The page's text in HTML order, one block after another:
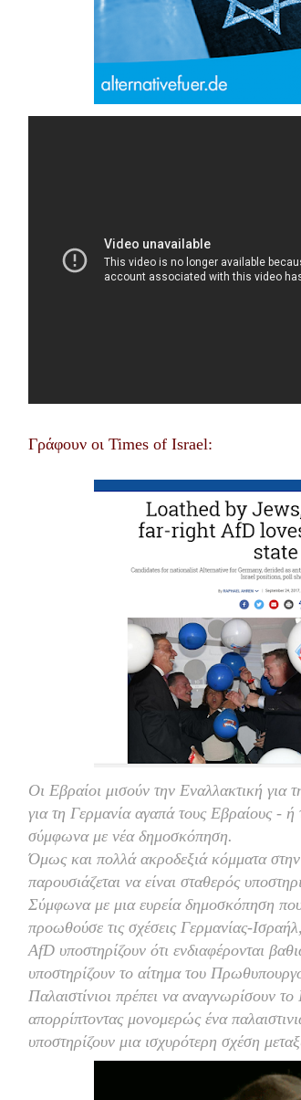
Γράφουν οι Times of Israel:
Οι Εβραίοι μισούν την Εναλλακτική για
για τη Γερμανία αγαπά τους Εβραίους - ή
σύμφωνα με νέα δημοσκόπηση.
Όμως και πολλά ακροδεξιά κόμματα
παρουσιάζεται να είναι σταθερός
Σύμφωνα με μια ευρεία δημοσκόπηση
προωθούσε τις σχέσεις Γερμανίας-
AfD υποστηρίζουν ότι ενδιαφέρονται
υποστηρίζουν το αίτημα του
Παλαιστίνιοι πρέπει να αναγνωρίσουν
απορρίπτοντας μονομερώς ένα
υποστηρίζουν μια ισχυρότερη σχέση